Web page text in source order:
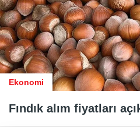
Ekonomi
Fındık alım fiyatları